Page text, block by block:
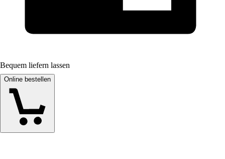
Bequem liefern lassen
Online bestellen